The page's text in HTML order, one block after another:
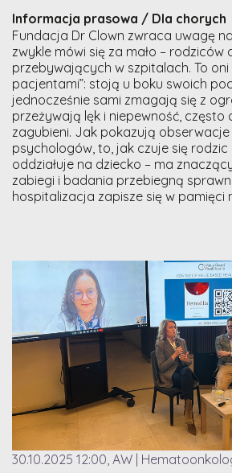
Informacja prasowa / Dla chorych
Fundacja Dr Clown zwraca uwagę
zwykle mówi się za mało – rodziców
przebywających w szpitalach. To oni
pacjentami”: stoją u boku swoich
jednocześnie sami zmagają się z
przeżywają lęk i niepewność, często
zagubieni. Jak pokazują obserwacje
psychologów, to, jak czuje się
oddziałuje na dziecko – ma
zabiegi i badania przebiegną
hospitalizacja zapisze się w pamięci
30.10.2025 12:00, AW |